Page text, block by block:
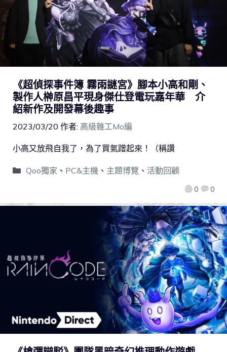
《超偵探事件簿 霧雨謎宮》腳本小高和剛、
製作人榊原昌平現身傑仕登電玩嘉年華 介
紹新作及開發幕後趣事
2023/03/20 作者: 高級雜工Mo編
0 0
小高又放飛自我了，為了買氣蹭起來！（稱讚
Qoo獨家 、 PC&主機、 主題博覽 、 活動回顧